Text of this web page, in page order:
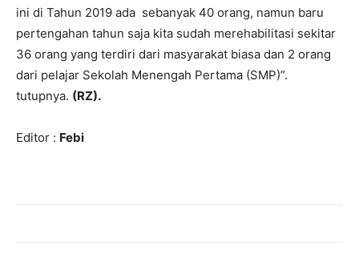
ini di Tahun 2019 ada sebanyak 40 orang, namun baru
pertengahan tahun saja kita sudah merehabilitasi sekitar
36 orang yang terdiri dari masyarakat biasa dan 2 orang
dari pelajar Sekolah Menengah Pertama (SMP)”.
tutupnya. (RZ).
Editor : Febi